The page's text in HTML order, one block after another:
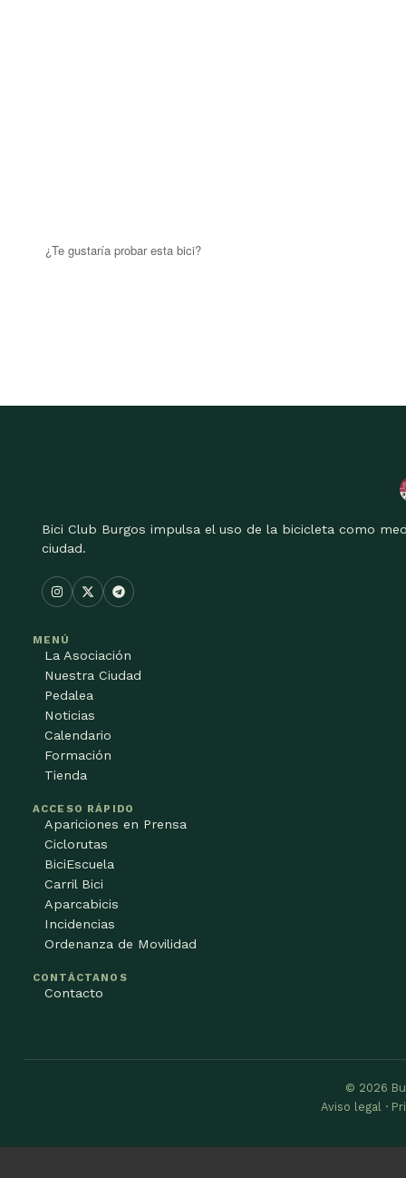
¿Te gustaría probar esta bici?
Bici Club Burgos impulsa el uso de la bicicleta como
ciudad.
MENÚ
La Asociación
Nuestra Ciudad
Pedalea
Noticias
Calendario
Formación
Tienda
ACCESO RÁPIDO
Apariciones en Prensa
Ciclorutas
BiciEscuela
Carril Bici
Aparcabicis
Incidencias
Ordenanza de Movilidad
CONTÁCTANOS
Contacto
© 2026
Aviso legal ·